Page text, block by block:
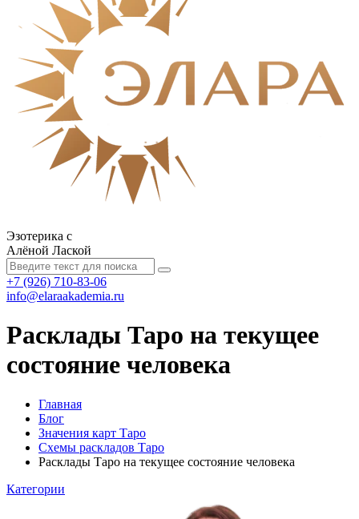
Эзотерика с
Алёной Лаской
+7 (926) 710-83-06
info@elaraakademia.ru
Расклады Таро на текущее
состояние человека
Главная
Блог
Значения карт Таро
Схемы раскладов Таро
Расклады Таро на текущее состояние человека
Категории